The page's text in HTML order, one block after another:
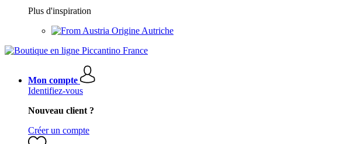
Plus d'inspiration
Origine Autriche
Mon compte
Identifiez-vous
Nouveau client ?
Créer un compte